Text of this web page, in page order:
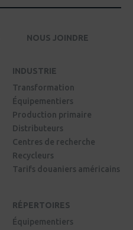
NOUS JOINDRE
INDUSTRIE
Transformation
Équipementiers
Production primaire
Distributeurs
Centres de recherche
Recycleurs
Tarifs douaniers américains
RÉPERTOIRES
Équipementiers